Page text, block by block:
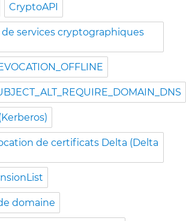
CryptoAPI
services cryptographiques
de certificats Delta (Delta
domaine